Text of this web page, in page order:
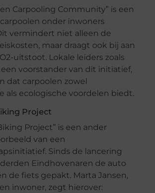
Carpooling Community” is een
onder inwoners
vermindert niet alleen de
maar draagt ook bij aan
uitstoot. Lokale leiders zoals
een voorstander van dit initiatief,
dat carpoolen zowel
als ecologische voordelen biedt.
Project
Project” is een ander
van een
Sinds de lancering
Eindhovenaren de auto
de fiets gepakt. Marta Jansen,
inwoner, zegt hierover: